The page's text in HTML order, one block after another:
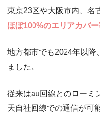
東京23区や大阪市内、名
ほぼ100%のエリアカバ
地方都市でも2024年以降
ました。
従来はau回線とのローミ
天自社回線での通信が可